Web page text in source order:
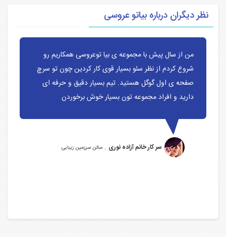
نظر دیگران درباره بیاتو عروسی
من از سال پیش با مجموعه ی بیا توعروسی همکاریم رو
شروع کردم از نظر سئو بسیار قوی کار کردین چون تو سرچ
صفحه ی اول گوگل هستید. تیم بسیار دقیق و حرفه ای
دارید و افراد مجموعه تون بسیار خوش برخوردن
سر کار خانم آزاده نوری . سالن سرزمین زیبایی